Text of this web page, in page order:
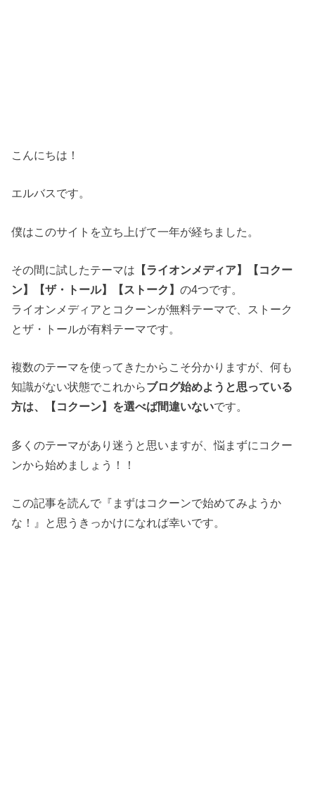
こんにちは！
エルバスです。
僕はこのサイトを立ち上げて一年が経ちました。
その間に試したテーマは 【ライオンメディア】【コクー
ン】【ザ・トール】【ストーク】の4つです。
ライオンメディアとコクーンが無料テーマで、ストーク
とザ・トールが有料テーマです。
複数のテーマを使ってきたからこそ分かりますが、何も
知識がない状態でこれからブログ始めようと思っている
方は、【コクーン】を選べば間違いないです。
多くのテーマがあり迷うと思いますが、悩まずにコクー
ンから始めましょう！！
この記事を読んで『まずはコクーンで始めてみようか
な！』と思うきっかけになれば幸いです。